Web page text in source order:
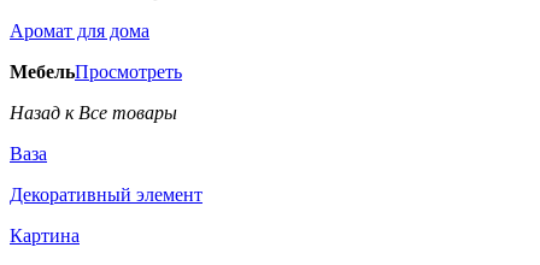
Аромат для дома
МебельПросмотреть
Назад к Все товары
Ваза
Декоративный элемент
Картина